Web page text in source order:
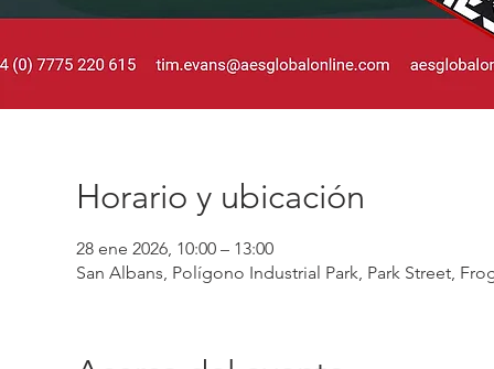
Horario y ubicación
28 ene 2026, 10:00 – 13:00
San Albans, Polígono Industrial Park, Park Street,